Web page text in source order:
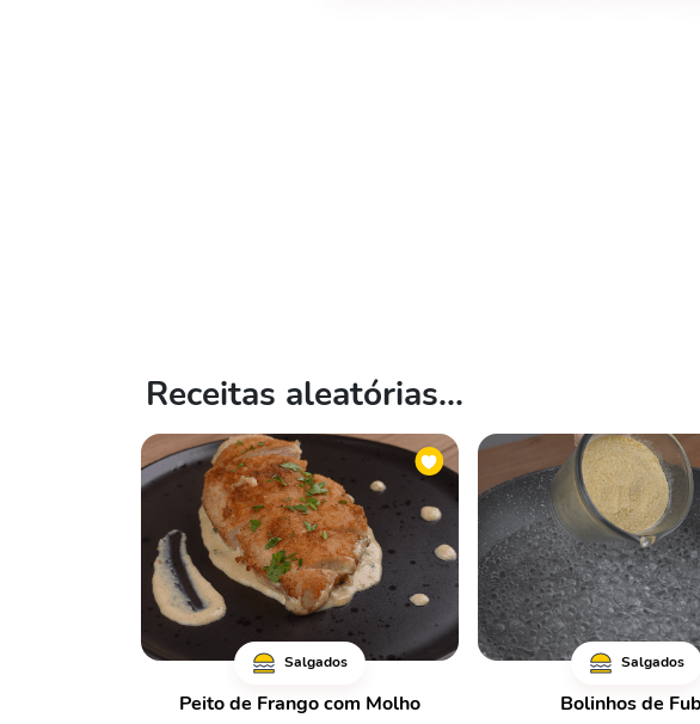
Receitas aleatórias...
Salgados
Peito de Frango com Molho
Salgados
Bolinhos de